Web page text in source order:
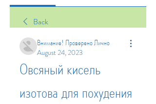
Back
Внимание! Проверено Лично
August 24, 2023
Овсяный кисель
изотова для похудения